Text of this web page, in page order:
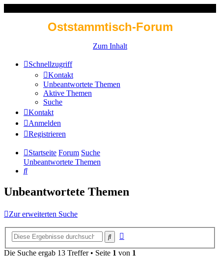
Oststammtisch-Forum
Zum Inhalt
Schnellzugriff
Kontakt
Unbeantwortete Themen
Aktive Themen
Suche
Kontakt
Anmelden
Registrieren
Startseite Forum Suche
Unbeantwortete Themen
Suche
Unbeantwortete Themen
Zur erweiterten Suche
Suche
Die Suche ergab 13 Treffer • Seite 1 von 1